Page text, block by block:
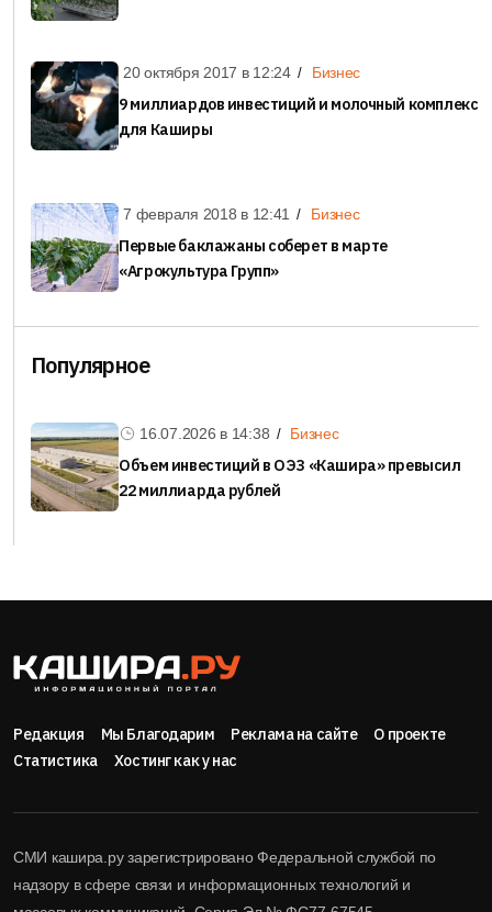
20 октября 2017 в 12:24 Бизнес
9 миллиардов инвестиций и молочный комплекс
для Каширы
7 февраля 2018 в 12:41 Бизнес
Первые баклажаны соберет в марте
«Агрокультура Групп»
Популярное
16.07.2026 в 14:38 Бизнес
Объем инвестиций в ОЭЗ «Кашира» превысил
22 миллиарда рублей
Редакция Мы Благодарим Реклама на сайте
О проекте
Статистика
Хостинг как у нас
СМИ кашира.ру зарегистрировано Федеральной службой по
надзору в сфере связи и информационных технологий и